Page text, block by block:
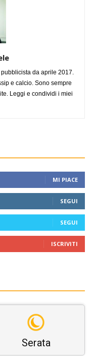
da aprile 2017.
e calcio. Sono sempre
Leggi e condividi i miei
MI PIACE
SEGUI
SEGUI
ISCRIVITI
Serata